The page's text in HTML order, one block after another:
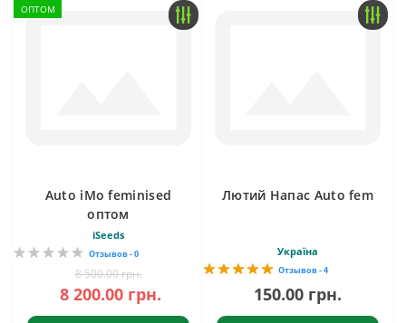
ОПТОМ
Auto iMo feminised
оптом
iSeeds
Отзывов - 0
8 500.00 грн.
8 200.00 грн.
Лютий Напас Auto fem
Україна
Отзывов - 4
150.00 грн.